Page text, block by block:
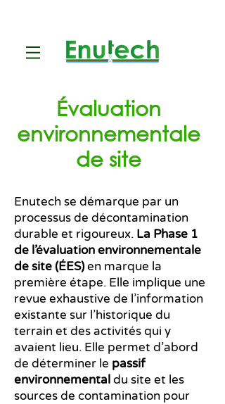
Évaluation
environnementale
de site
Enutech se démarque par un
processus de décontamination
durable et rigoureux. La Phase 1
de l’évaluation environnementale
de site (ÉES)en marque la
première étape. Elle implique une
revue exhaustive de l’information
existante sur l’historique du
terrain et des activités qui y
avaient lieu. Elle permet d’abord
de déterminer le passif
environnementaldu site et les
sources de contamination pour